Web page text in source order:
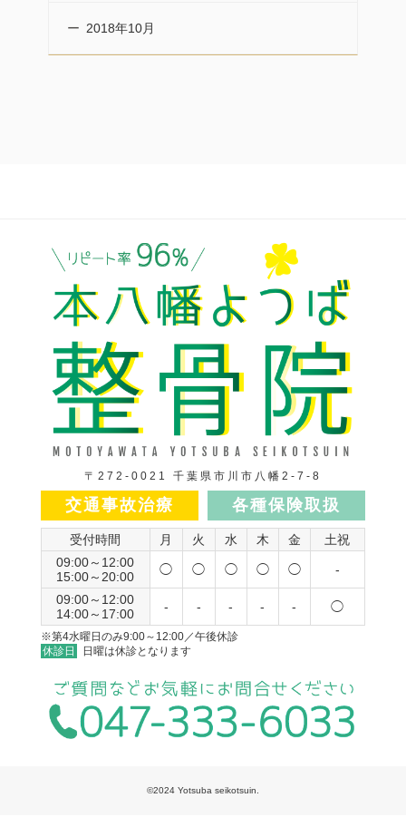
2018年10月
〒272-0021 千葉県市川市八幡2-7-8
交通事故治療 各種保険取扱
受付時間 月 火 水 木 金
土祝
09:00～12:00
15:00～20:00
◯ ◯ ◯ ◯ ◯ -
09:00～12:00
14:00～17:00
- - - - - ◯
※第4水曜日のみ9:00～12:00／午後休診
休診日
日曜は休診となります
©2024 Yotsuba seikotsuin.